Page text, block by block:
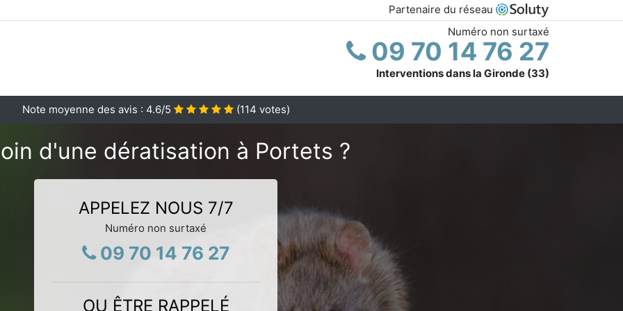
Partenaire du réseau
Numéro non surtaxé
09 70 14 76 27
Interventions dans la Gironde (33)
Note moyenne des avis : 4.6/5 (114 votes)
d'une dératisation à Portets ?
APPELEZ NOUS 7/7
Numéro non surtaxé
09 70 14 76 27
OU ÊTRE RAPPELÉ